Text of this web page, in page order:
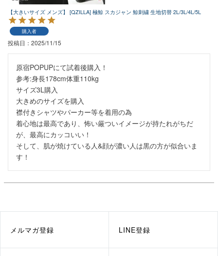
【大きいサイズ メンズ】 [QZILLA] 極鯨 スカジャン 鯨刺繍 生地切替 2L/3L/4L/5L
購入者
投稿日 2025/11/15
原宿POPUPにて試着後購入！
参考:身長178cm体重110kg
サイズ3L購入
大きめのサイズを購入
襟付きシャツやパーカー等を着用の為
着心地は最高であり、怖い厳ついイメージが持たれがちだ
が、最高にカッコいい！
そして、肌が焼けている人&顔が濃い人は黒の方が似合いま
す！
メルマガ登録 LINE登録